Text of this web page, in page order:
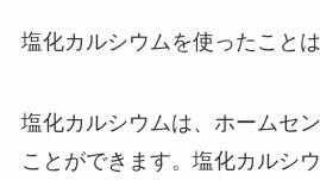
塩化カルシウムを使ったこと
塩化カルシウムは、ホームセ
ことができます。塩化カルシ